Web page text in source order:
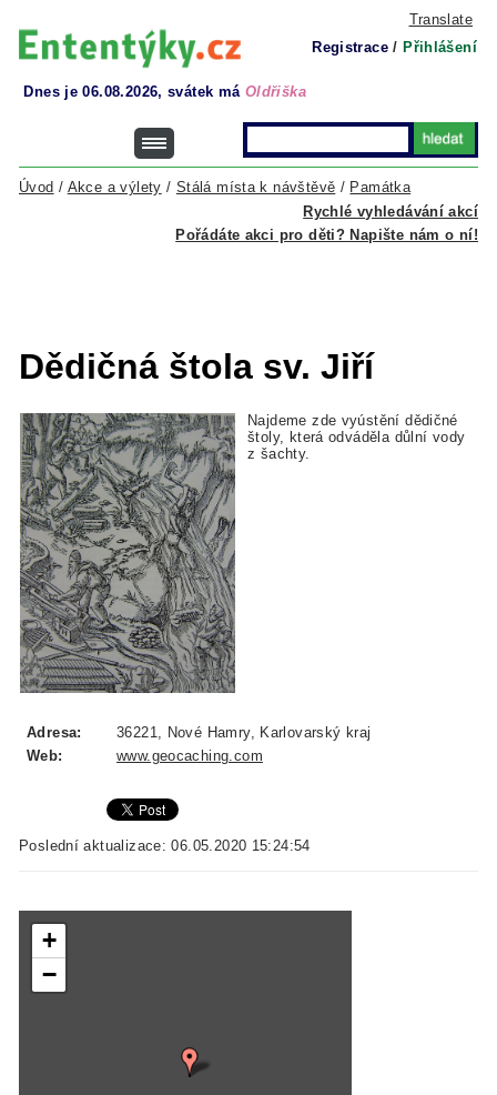
Translate
Registrace / Přihlášení
Dnes je 06.08.2026, svátek má Oldřiška
Rychlé vyhledávání akcí
Úvod / Akce a výlety / Stálá místa k návštěvě / Památka
Pořádáte akci pro děti? Napište nám o ní!
Dědičná štola sv. Jiří
Najdeme zde vyústění dědičné
štoly, která odváděla důlní vody
z šachty.
Adresa:
36221, Nové Hamry, Karlovarský kraj
Web:
www.geocaching.com
Poslední aktualizace: 06.05.2020 15:24:54
+
−